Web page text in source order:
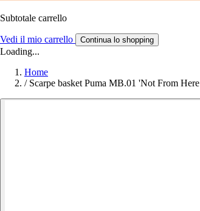
Subtotale carrello
Vedi il mio carrello Continua lo shopping
Loading...
Home
/ Scarpe basket Puma MB.01 'Not From Here